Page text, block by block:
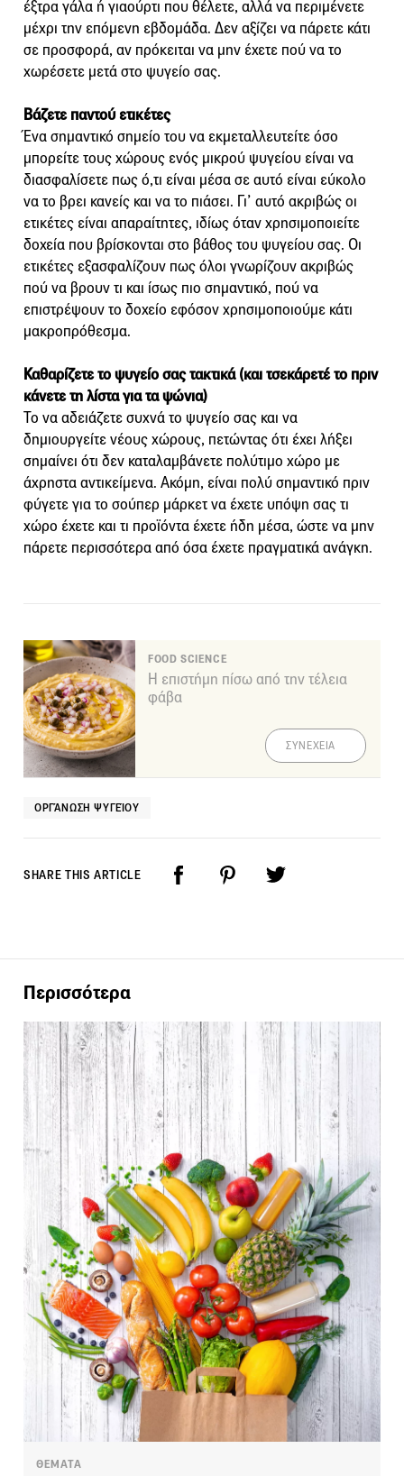
έξτρα γάλα ή γιαούρτι που θέλετε, αλλά να περιμένετε
μέχρι την επόμενη εβδομάδα. Δεν αξίζει να πάρετε κάτι
σε προσφορά, αν πρόκειται να μην έχετε πού να το
χωρέσετε μετά στο ψυγείο σας.
Βάζετε παντού ετικέτες
Ένα σημαντικό σημείο του να εκμεταλλευτείτε όσο
μπορείτε τους χώρους ενός μικρού ψυγείου είναι να
διασφαλίσετε πως ό,τι είναι μέσα σε αυτό είναι εύκολο
να το βρει κανείς και να το πιάσει. Γι’ αυτό ακριβώς οι
ετικέτες είναι απαραίτητες, ιδίως όταν χρησιμοποιείτε
δοχεία που βρίσκονται στο βάθος του ψυγείου σας. Οι
ετικέτες εξασφαλίζουν πως όλοι γνωρίζουν ακριβώς
πού να βρουν τι και ίσως πιο σημαντικό, πού να
επιστρέψουν το δοχείο εφόσον χρησιμοποιούμε κάτι
μακροπρόθεσμα.
Καθαρίζετε το ψυγείο σας τακτικά (και τσεκάρετέ το πριν
κάνετε τη λίστα για τα ψώνια)
Το να αδειάζετε συχνά το ψυγείο σας και να
δημιουργείτε νέους χώρους, πετώντας ότι έχει λήξει
σημαίνει ότι δεν καταλαμβάνετε πολύτιμο χώρο με
άχρηστα αντικείμενα. Ακόμη, είναι πολύ σημαντικό πριν
φύγετε για το σούπερ μάρκετ να έχετε υπόψη σας τι
χώρο έχετε και τι προϊόντα έχετε ήδη μέσα, ώστε να μην
πάρετε περισσότερα από όσα έχετε πραγματικά ανάγκη.
FOOD SCIENCE
Η επιστήμη πίσω από την τέλεια
φάβα
ΣΥΝΕΧΕΙΑ
ΟΡΓΆΝΩΣΗ ΨΥΓΕΊΟΥ
SHARE THIS ARTICLE
Περισσότερα
ΘΕΜΑΤΑ